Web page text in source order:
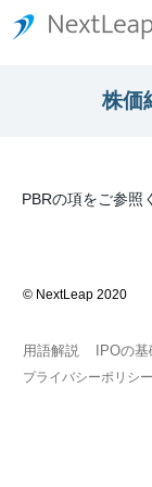
株価
PBRの項をご参照
© NextLeap 2020
用語解説 IPOの
プライバシーポリシー